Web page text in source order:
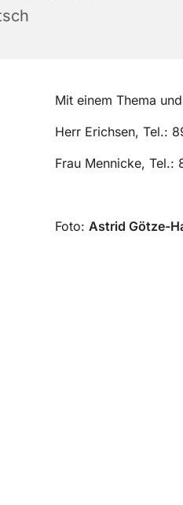
Mit einem Thema
Herr Erichsen, Tel.:
Frau Mennicke, Tel.:
Foto: Astrid Götze-